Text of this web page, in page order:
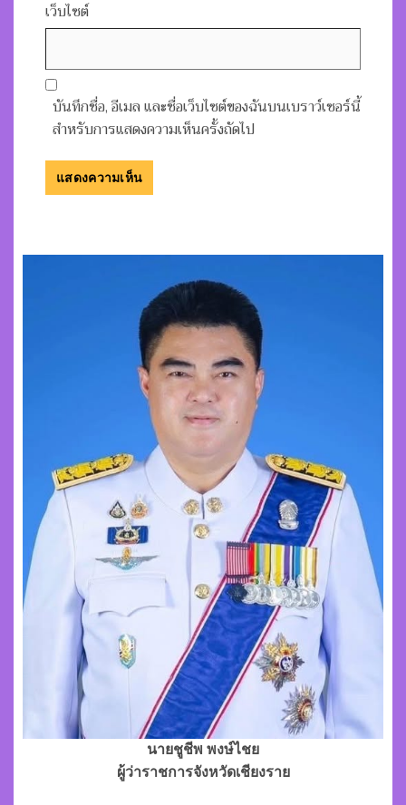
เว็บไซต์
บันทึกชื่อ, อีเมล และชื่อเว็บไซต์ของฉันบนเบราว์เซอร์นี้
สำหรับการแสดงความเห็นครั้งถัดไป
นายชูชีพ พงษ์ไชย
ผู้ว่าราชการจังหวัดเชียงราย